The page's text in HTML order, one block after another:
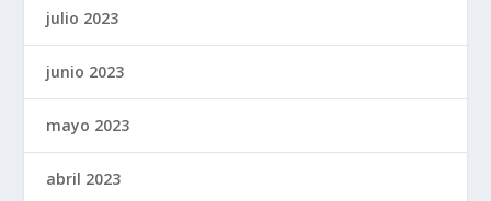
julio 2023
junio 2023
mayo 2023
abril 2023